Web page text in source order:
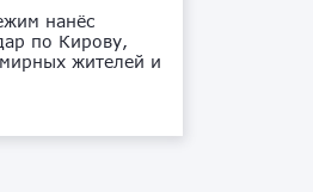
нанёс
по Кирову,
жителей и